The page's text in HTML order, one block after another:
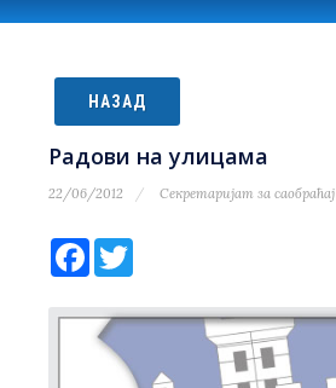
НАЗАД
Радови на улицама
22/06/2012 Секретаријат за саобраћај
Facebook